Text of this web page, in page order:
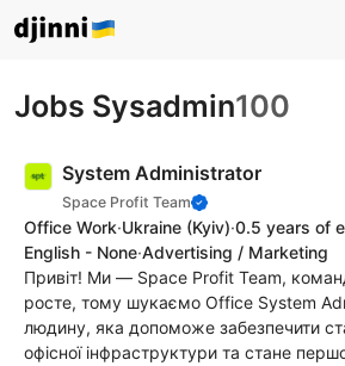
Jobs Sysadmin100
System Administrator
Space Profit Team
Office Work·Ukraine (Kyiv)·0.5 years of
English - None·Advertising / Marketing
Привіт! Ми — Space Profit Team,
росте, тому шукаємо Office System
людину, яка допоможе забезпечити
офісної інфраструктури та стане